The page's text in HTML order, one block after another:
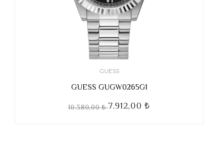
GUESS
GUESS GUGW0265G1
10.380,00 ₺7.912,00 ₺